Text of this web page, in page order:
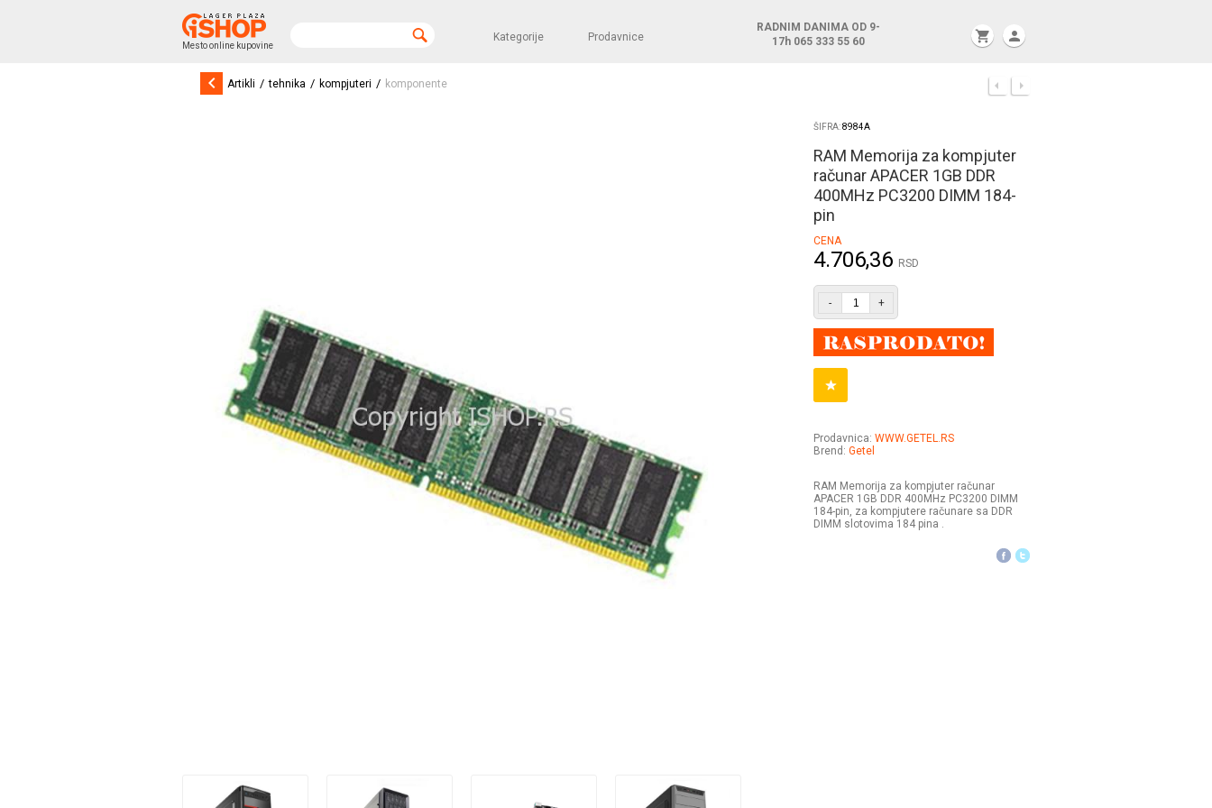
Mesto online kupovine
Kategorije Prodavnice
RADNIM DANIMA OD 9-
17h 065 333 55 60 shopping_cart person
keyboard_arrow_left Artikli / tehnika / kompjuteri / komponente
ŠIFRA:8984A
RAM Memorija za kompjuter
računar APACER 1GB DDR
400MHz PC3200 DIMM 184-
pin
CENA
4.706,36 RSD
- +
Prodavnica: WWW.GETEL.RS
Brend: Getel
RAM Memorija za kompjuter računar
APACER 1GB DDR 400MHz PC3200 DIMM
184-pin, za kompjutere računare sa DDR
DIMM slotovima 184 pina .